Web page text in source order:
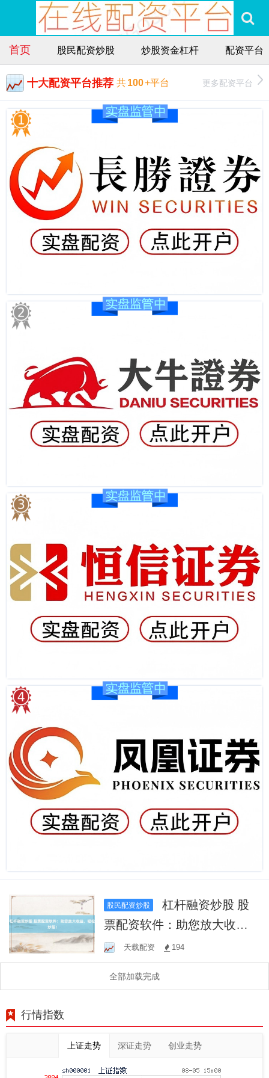
首页 股民配资炒股 炒股资金杠杆 配资平台
十大配资平台推荐 共100+平台 更多配资平台
股民配资炒股
杠杆融资炒股 股
票配资软件：助您放大收
益，轻松炒股！
天载配资 194
全部加载完成
行情指数
上证走势 深证走势 创业走势